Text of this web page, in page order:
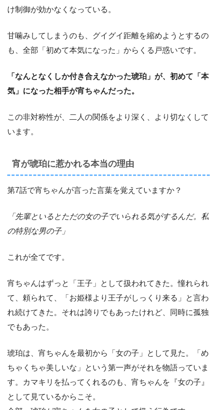
け制御が効かなくなっている。
甘噛みしてしまうのも、グイグイ距離を縮めようとするの
も、全部「初めて本気になった」からくる戸惑いです。
「なんとなくしか付き合えなかった琥珀」が、初めて「本
気」になった相手が宵ちゃんだった。
この非対称性が、二人の関係をより深く、より切なくして
います。
宵が琥珀に惹かれる本当の理由
第7話で宵ちゃんが言った言葉を覚えていますか？
「先輩といるとただの女の子でいられる気がするんだ。私
の特別な男の子」
これが全てです。
宵ちゃんはずっと「王子」として扱われてきた。憧れられ
て、頼られて、「お姫様より王子がしっくり来る」と言わ
れ続けてきた。それは誇りでもあったけれど、同時に孤独
でもあった。
琥珀は、宵ちゃんを最初から「女の子」として見た。「め
ちゃくちゃ美しいな」という第一声がそれを物語っていま
す。カマキリを払ってくれるのも、宵ちゃんを『女の子』
として見ているからこそ。